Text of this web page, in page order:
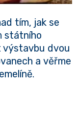
tím, jak se
státního
dvou
a věřme